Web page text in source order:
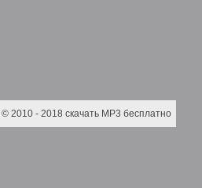
© 2010 - 2018 скачать MP3 бесплатно